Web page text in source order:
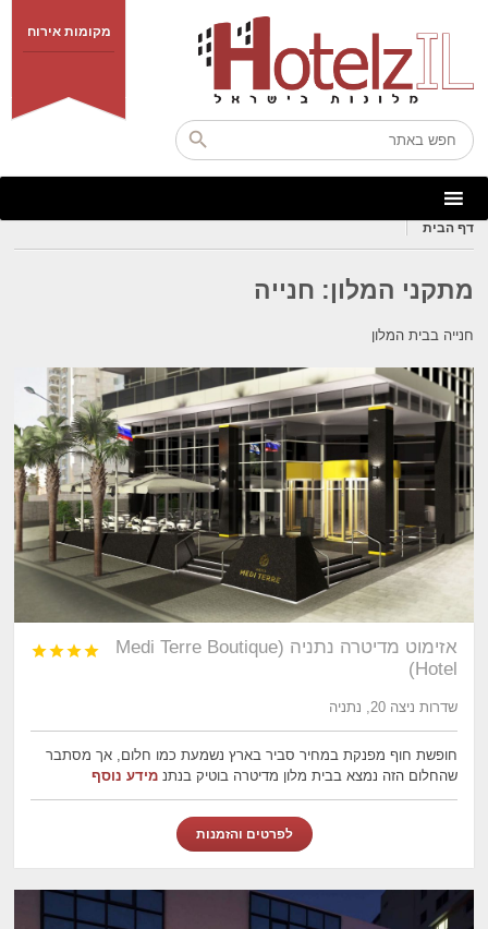
מקומות אירוח
דף הבית
מתקני המלון: חנייה
חנייה בבית המלון
אזימוט מדיטרה נתניה (Medi Terre Boutique
Hotel)




שדרות ניצה 20, נתניה
חופשת חוף מפנקת במחיר סביר בארץ נשמעת כמו חלום, אך מסתבר
שהחלום הזה נמצא בבית מלון מדיטרה בוטיק בנתנמידע נוסף
לפרטים והזמנות